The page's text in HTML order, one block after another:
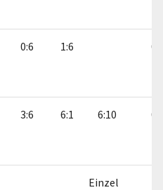
0:6 1:6
3:6 6:1 6:10
Einzel